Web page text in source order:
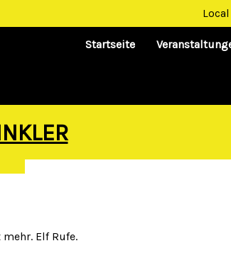
Local
Startseite
Elf Rufe.